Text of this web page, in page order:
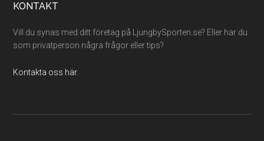
KONTAKT
Vill du synas med ditt företag på LjungbySporten.se? Eller har du
som privatperson några frågor eller tips?
Kontakta oss här.